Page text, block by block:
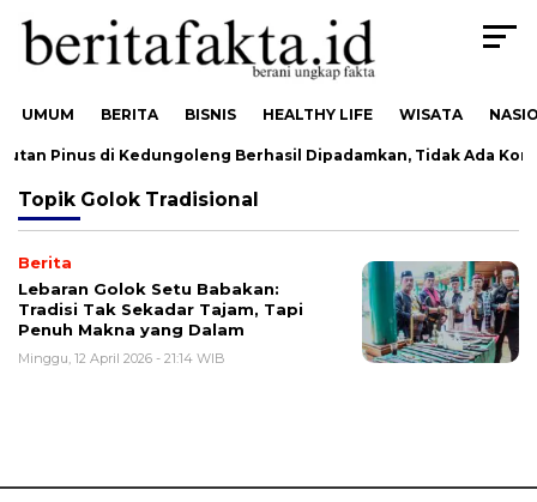
UMUM BERITA BISNIS HEALTHY LIFE WISATA
Pinus di Kedungoleng Berhasil Dipadamkan, Tidak Ada
Topik Golok Tradisional
Berita
Lebaran Golok Setu Babakan:
Tradisi Tak Sekadar Tajam, Tapi
Penuh Makna yang Dalam
Minggu, 12 April 2026 - 21:14 WIB